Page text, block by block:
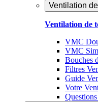
Ventilation
Ventilation de
VMC
VMC
Bouches
Filtres
Guide
Votre